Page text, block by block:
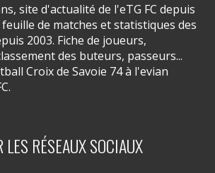
site d'actualité de l'eTG FC depuis
de matches et statistiques des
2003. Fiche de joueurs,
des buteurs, passeurs...
Croix de Savoie 74 à l'evian
RÉSEAUX SOCIAUX